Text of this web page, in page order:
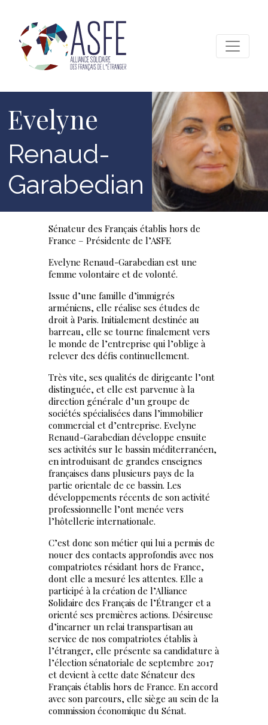
content
ASFE
Alliance Solidaire des Français de l'étranger
Evelyne
Renaud-
Garabedian
Sénateur des Français établis hors de
France – Présidente de l’ASFE
Evelyne Renaud-Garabedian est une
femme volontaire et de volonté.
Issue d’une famille d’immigrés
arméniens, elle réalise ses études de
droit à Paris. Initialement destinée au
barreau, elle se tourne finalement vers
le monde de l’entreprise qui l’oblige à
relever des défis continuellement.
Très vite, ses qualités de dirigeante l’ont
distinguée, et elle est parvenue à la
direction générale d’un groupe de
sociétés spécialisées dans l’immobilier
commercial et d’entreprise. Evelyne
Renaud-Garabedian développe ensuite
ses activités sur le bassin méditerranéen,
en introduisant de grandes enseignes
françaises dans plusieurs pays de la
partie orientale de ce bassin. Les
développements récents de son activité
professionnelle l’ont menée vers
l’hôtellerie internationale.
C’est donc son métier qui lui a permis de
nouer des contacts approfondis avec nos
compatriotes résidant hors de France,
dont elle a mesuré les attentes. Elle a
participé à la création de l’Alliance
Solidaire des Français de l’Étranger et a
orienté ses premières actions. Désireuse
d’incarner un relai transpartisan au
service de nos compatriotes établis à
l’étranger, elle présente sa candidature à
l’élection sénatoriale de septembre 2017
et devient à cette date Sénateur des
Français établis hors de France. En accord
avec son parcours, elle siège au sein de la
commission économique du Sénat.